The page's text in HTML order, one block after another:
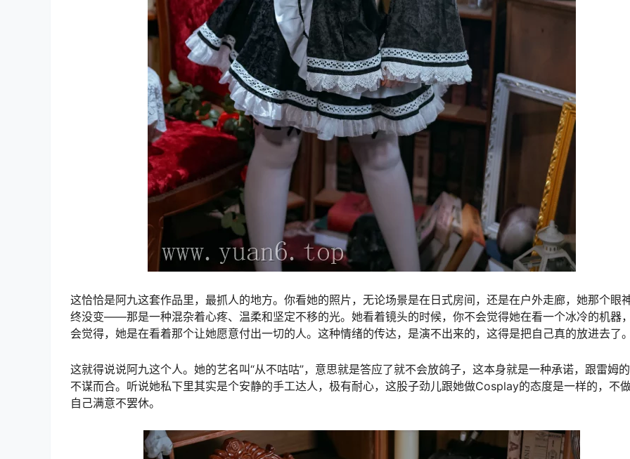
这恰恰是阿九这套作品里，最抓人的地方。你看她的照片，无论场景是在日式房间，还是在户外走廊，她那个眼
终没变——那是一种混杂着心疼、温柔和坚定不移的光。她看着镜头的时候，你不会觉得她在看一个冰冷的机器
会觉得，她是在看着那个让她愿意付出一切的人。这种情绪的传达，是演不出来的，这得是把自己真的放进去了
这就得说说阿九这个人。她的艺名叫“从不咕咕”，意思就是答应了就不会放鸽子，这本身就是一种承诺，跟雷姆
不谋而合。听说她私下里其实是个安静的手工达人，极有耐心，这股子劲儿跟她做Cosplay的态度是一样的，不
自己满意不罢休。